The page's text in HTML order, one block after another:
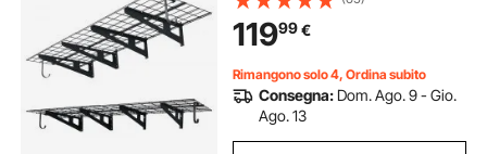
con Ganci Portautensili, Soluzione
Salvaspazio per Officina
11999€
Rimangono solo 4, Ordina subito
Consegna: Dom. Ago. 9 - Gio.
Ago. 13